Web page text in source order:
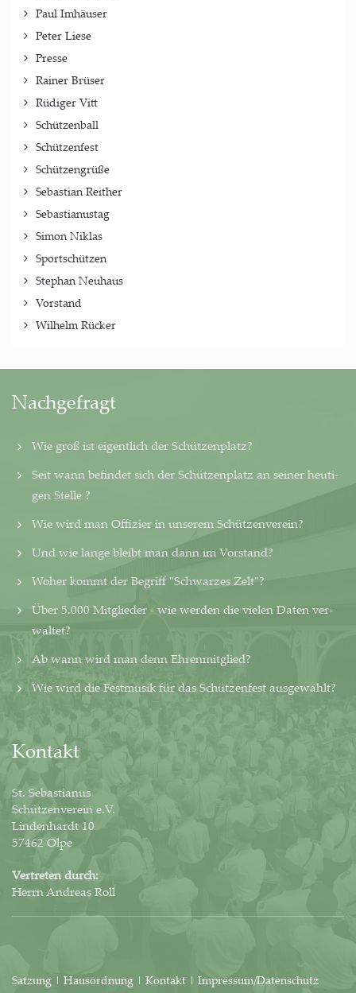
Paul Imhäuser
Peter Liese
Presse
Rainer Brüser
Rüdiger Vitt
Schützenball
Schützenfest
Schützengrüße
Sebastian Reither
Sebastianustag
Simon Niklas
Sportschützen
Stephan Neuhaus
Vorstand
Wilhelm Rücker
Nachgefragt
Wie groß ist eigentlich der Schützenplatz?
Seit wann befindet sich der Schützenplatz an seiner heu­ti­
gen Stelle ?
Wie wird man Offizier in unserem Schützenverein?
Und wie lange bleibt man dann im Vorstand?
Woher kommt der Begriff "Schwarzes Zelt"?
Über 5.000 Mitglieder - wie werden die vielen Daten ver­
wal­tet?
Ab wann wird man denn Ehrenmitglied?
Wie wird die Festmusik für das Schützenfest ausgewählt?
Kontakt
St. Sebastianus
Schützenverein e.V.
Lindenhardt 10
57462 Olpe
Vertreten durch:
Herrn Andreas Roll
Satzung | Hausordnung | Kontakt | Impressum/Datenschutz